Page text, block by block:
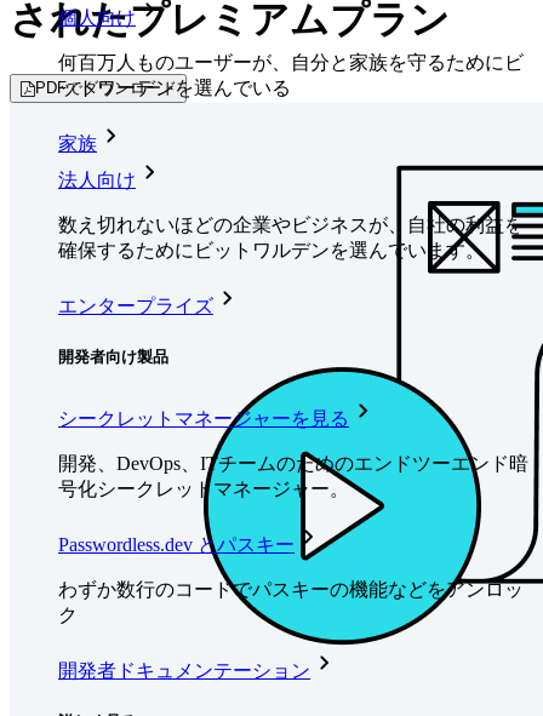
個人向け
何百万人ものユーザーが、自分と家族を守るためにビ
ットワーデンを選んでいる
家族
法人向け
数え切れないほどの企業やビジネスが、自社の利益を
確保するためにビットワルデンを選んでいます。
エンタープライズ
開発者向け製品
シークレットマネージャーを見る
開発、DevOps、ITチームのためのエンドツーエンド暗
号化シークレットマネージャー。
Passwordless.dev とパスキー
わずか数行のコードでパスキーの機能などをアンロッ
ク
開発者ドキュメンテーション
されたプレミアムプラン
PDFでダウンロード